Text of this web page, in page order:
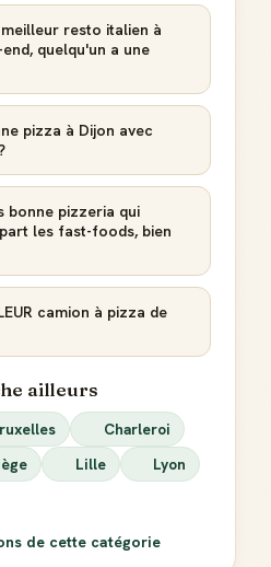
resto italien à
quelqu'un a une
pizza à Dijon avec
bonne pizzeria qui
les fast-foods, bien
camion à pizza de
ailleurs
Charleroi
Lille
Lyon
de cette catégorie